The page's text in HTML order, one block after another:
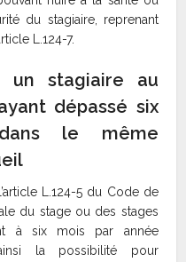
du stagiaire, reprenant
L.124-7.
un stagiaire au
dépassé six
le même
L.124-5 du Code de
du stage ou des stages
à six mois par année
ainsi la possibilité pour